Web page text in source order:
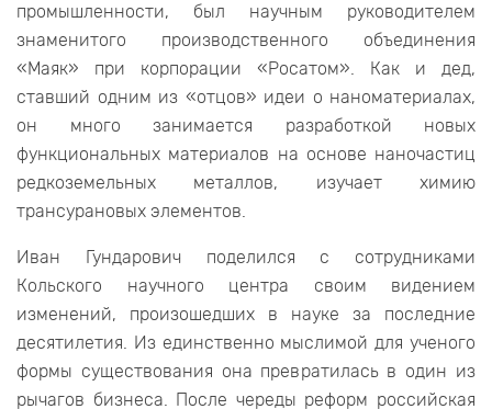
промышленности, был научным руководителем
знаменитого производственного объединения
«Маяк» при корпорации «Росатом». Как и дед,
ставший одним из «отцов» идеи о наноматериалах,
он много занимается разработкой новых
функциональных материалов на основе наночастиц
редкоземельных металлов, изучает химию
трансурановых элементов.
Иван Гундарович поделился с сотрудниками
Кольского научного центра своим видением
изменений, произошедших в науке за последние
десятилетия. Из единственно мыслимой для ученого
формы существования она превратилась в один из
рычагов бизнеса. После череды реформ российская